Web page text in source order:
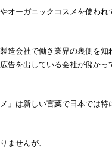
オーガニックコスメを使わ
造会社で働き業界の裏側を知
告を出している会社が儲か
」は新しい言葉で日本では特
ませんが、